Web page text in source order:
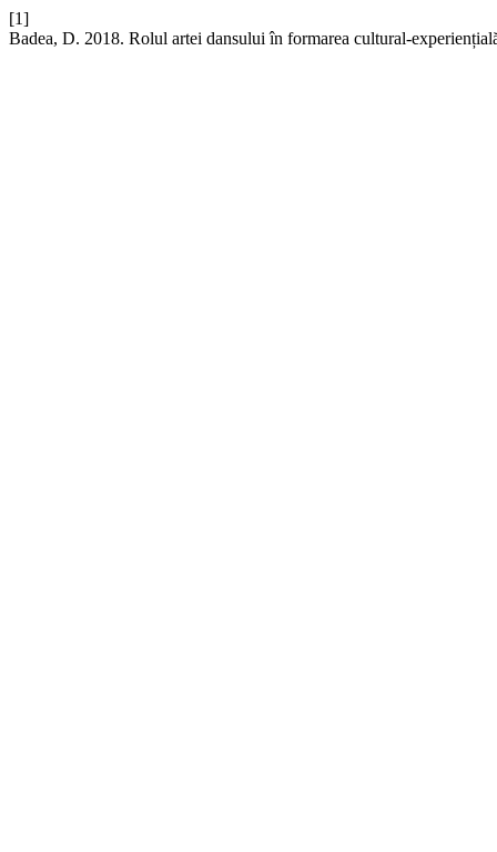
[1]
Badea, D. 2018. Rolul artei dansului în formarea cultural-